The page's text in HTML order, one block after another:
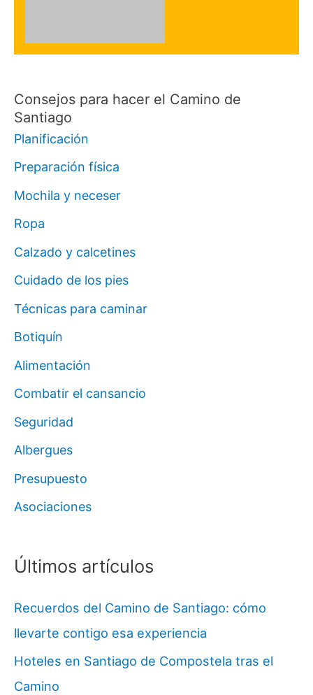
Consejos para hacer el Camino de
Santiago
Planificación
Preparación física
Mochila y neceser
Ropa
Calzado y calcetines
Cuidado de los pies
Técnicas para caminar
Botiquín
Alimentación
Combatir el cansancio
Seguridad
Albergues
Presupuesto
Asociaciones
Últimos artículos
Recuerdos del Camino de Santiago: cómo
llevarte contigo esa experiencia
Hoteles en Santiago de Compostela tras el
Camino